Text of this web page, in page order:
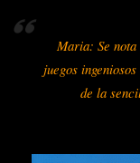
Maria: Se nota
juegos
de la